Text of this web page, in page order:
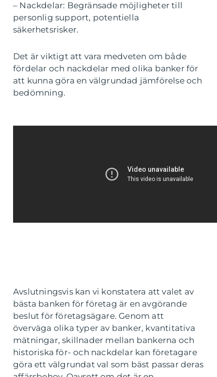
– Nackdelar: Begränsade möjligheter till
personlig support, potentiella
säkerhetsrisker.
Det är viktigt att vara medveten om både
fördelar och nackdelar med olika banker för
att kunna göra en välgrundad jämförelse och
bedömning.
Avslutningsvis kan vi konstatera att valet av
bästa banken för företag är en avgörande
beslut för företagsägare. Genom att
överväga olika typer av banker, kvantitativa
mätningar, skillnader mellan bankerna och
historiska för- och nackdelar kan företagare
göra ett välgrundat val som bäst passar deras